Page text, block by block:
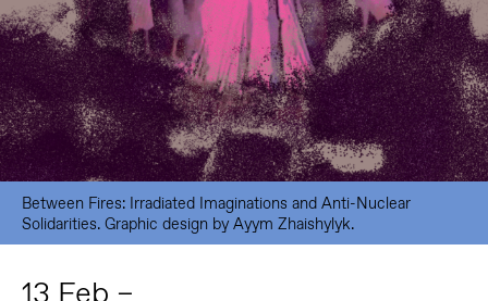
Between Fires: Irradiated Imaginations and Anti-Nuclear
Solidarities. Graphic design by Ayym Zhaishylyk.
13 Feb –